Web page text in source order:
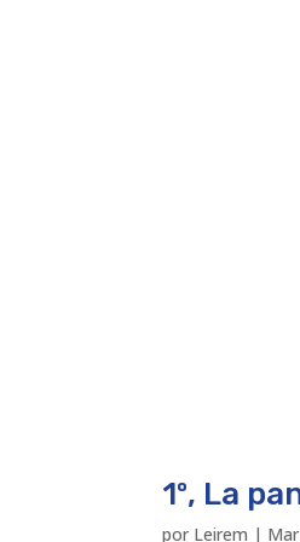
1º, La
por Leirem |